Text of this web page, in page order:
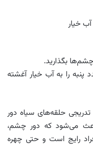
خیار
پنبه را به آب خیار آغشته
تدریجی حلقه‌های سیاه دور
می‌شود که دور چشم،
رایج است و حتی چهره